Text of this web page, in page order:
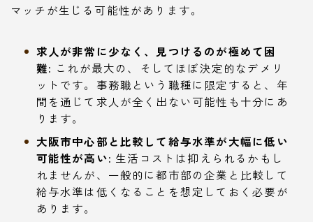
マッチが生じる可能性があります。
求人が非常に少なく、見つけるのが極めて困
難: これが最大の、そしてほぼ決定的なデメリ
ットです。事務職という職種に限定すると、年
間を通じて求人が全く出ない可能性も十分にあ
ります。
大阪市中心部と比較して給与水準が大幅に低い
可能性が高い: 生活コストは抑えられるかもし
れませんが、一般的に都市部の企業と比較して
給与水準は低くなることを想定しておく必要が
あります。